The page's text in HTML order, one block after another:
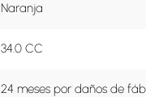
Naranja
34.0 CC
24 meses por daños de